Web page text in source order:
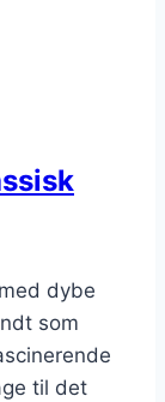
dybe
som
til det